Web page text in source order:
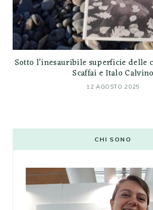
Sotto l’inesauribile superficie delle
Scaffai e Italo Calvino
12 AGOSTO 2025
CHI SONO